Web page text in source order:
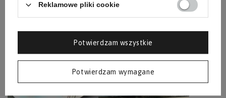
Reklamowe pliki cookie
Potwierdzam wymagane
Potwierdzam wszystkie